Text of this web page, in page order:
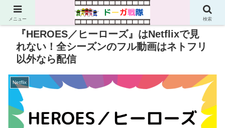
PR
『HEROES／ヒーローズ』はNetflixで見
れない！全シーズンのフル動画はネトフリ
以外なら配信
Netflix
メニュー 検索